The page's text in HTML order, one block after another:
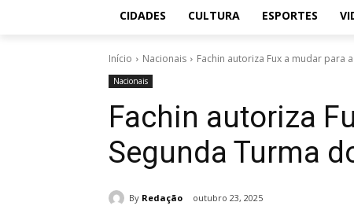
CIDADES CULTURA ESPORTES
Início Nacionais Fachin autoriza Fux a mudar para
Nacionais
Fachin autoriza
Segunda Turma
By Redação outubro 23, 2025